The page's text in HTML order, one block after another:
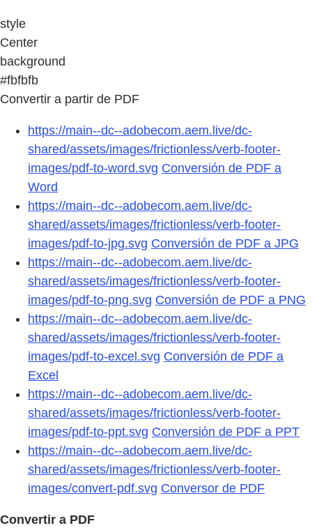
style
Center
background
#fbfbfb
Convertir a partir de PDF
https://main--dc--adobecom.aem.live/dc-
shared/assets/images/frictionless/verb-footer-
images/pdf-to-word.svg Conversión de PDF a
Word
https://main--dc--adobecom.aem.live/dc-
shared/assets/images/frictionless/verb-footer-
images/pdf-to-jpg.svg Conversión de PDF a JPG
https://main--dc--adobecom.aem.live/dc-
shared/assets/images/frictionless/verb-footer-
images/pdf-to-png.svg Conversión de PDF a PNG
https://main--dc--adobecom.aem.live/dc-
shared/assets/images/frictionless/verb-footer-
images/pdf-to-excel.svg Conversión de PDF a
Excel
https://main--dc--adobecom.aem.live/dc-
shared/assets/images/frictionless/verb-footer-
images/pdf-to-ppt.svg Conversión de PDF a PPT
https://main--dc--adobecom.aem.live/dc-
shared/assets/images/frictionless/verb-footer-
images/convert-pdf.svg Conversor de PDF
Convertir a PDF